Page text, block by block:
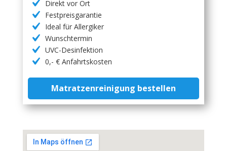
Direkt vor Ort
Festpreisgarantie
Ideal für Allergiker
Wunschtermin
UVC-Desinfektion
0,- € Anfahrtskosten
Matratzenreinigung bestellen